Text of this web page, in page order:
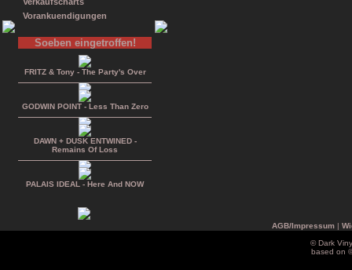
Vorankuendigungen
Soeben eingetroffen!
FRITZ & Tony - The Party's Over
GODWIN POINT - Less Than Zero
DAWN + DUSK ENTWINED -
Remains Of Loss
PALAIS IDEAL - Here And NOW
AGB/Impressum|
© Dark
based on